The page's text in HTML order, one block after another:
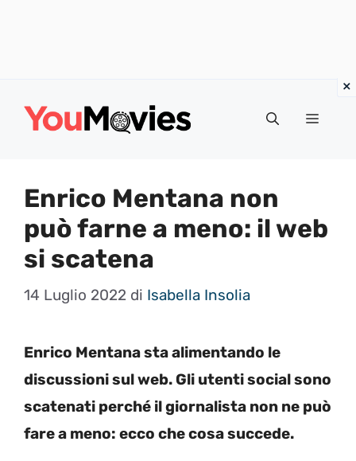
Menu
Enrico Mentana non
può farne a meno: il web
si scatena
14 Luglio 2022 di Isabella Insolia
Enrico Mentana sta alimentando le
discussioni sul web. Gli utenti social sono
scatenati perché il giornalista non ne può
fare a meno: ecco che cosa succede.